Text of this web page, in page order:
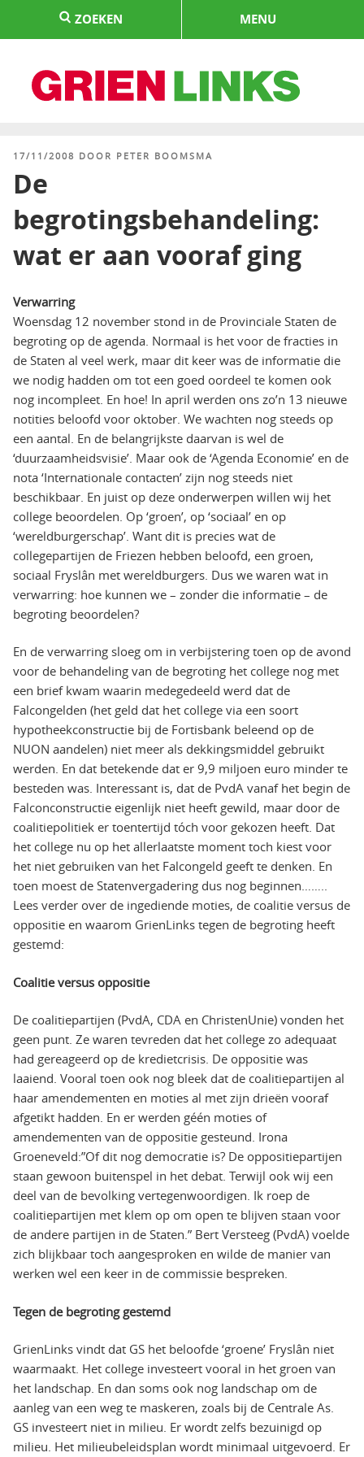
springen
ZOEKEN MENU
GEPLAATST
17/11/2008 DOOR PETER BOOMSMA
De
begrotingsbehandeling:
wat er aan vooraf ging
Verwarring
Woensdag 12 november stond in de Provinciale Staten de
begroting op de agenda. Normaal is het voor de fracties in
de Staten al veel werk, maar dit keer was de informatie die
we nodig hadden om tot een goed oordeel te komen ook
nog incompleet. En hoe! In april werden ons zo’n 13 nieuwe
notities beloofd voor oktober. We wachten nog steeds op
een aantal. En de belangrijkste daarvan is wel de
‘duurzaamheidsvisie’. Maar ook de ‘Agenda Economie’ en de
nota ‘Internationale contacten’ zijn nog steeds niet
beschikbaar. En juist op deze onderwerpen willen wij het
college beoordelen. Op ‘groen’, op ‘sociaal’ en op
‘wereldburgerschap’. Want dit is precies wat de
collegepartijen de Friezen hebben beloofd, een groen,
sociaal Fryslân met wereldburgers. Dus we waren wat in
verwarring: hoe kunnen we – zonder die informatie – de
begroting beoordelen?
En de verwarring sloeg om in verbijstering toen op de avond
voor de behandeling van de begroting het college nog met
een brief kwam waarin medegedeeld werd dat de
Falcongelden (het geld dat het college via een soort
hypotheekconstructie bij de Fortisbank beleend op de
NUON aandelen) niet meer als dekkingsmiddel gebruikt
werden. En dat betekende dat er 9,9 miljoen euro minder te
besteden was. Interessant is, dat de PvdA vanaf het begin de
Falconconstructie eigenlijk niet heeft gewild, maar door de
coalitiepolitiek er toentertijd tóch voor gekozen heeft. Dat
het college nu op het allerlaatste moment toch kiest voor
het niet gebruiken van het Falcongeld geeft te denken. En
toen moest de Statenvergadering dus nog beginnen……..
Lees verder over de ingediende moties, de coalitie versus de
oppositie en waarom GrienLinks tegen de begroting heeft
gestemd:
Coalitie versus oppositie
De coalitiepartijen (PvdA, CDA en ChristenUnie) vonden het
geen punt. Ze waren tevreden dat het college zo adequaat
had gereageerd op de kredietcrisis. De oppositie was
laaiend. Vooral toen ook nog bleek dat de coalitiepartijen al
haar amendementen en moties al met zijn drieën vooraf
afgetikt hadden. En er werden géén moties of
amendementen van de oppositie gesteund. Irona
Groeneveld:”Of dit nog democratie is? De oppositiepartijen
staan gewoon buitenspel in het debat. Terwijl ook wij een
deel van de bevolking vertegenwoordigen. Ik roep de
coalitiepartijen met klem op om open te blijven staan voor
de andere partijen in de Staten.” Bert Versteeg (PvdA) voelde
zich blijkbaar toch aangesproken en wilde de manier van
werken wel een keer in de commissie bespreken.
Tegen de begroting gestemd
GrienLinks vindt dat GS het beloofde ‘groene’ Fryslân niet
waarmaakt. Het college investeert vooral in het groen van
het landschap. En dan soms ook nog landschap om de
aanleg van een weg te maskeren, zoals bij de Centrale As.
GS investeert niet in milieu. Er wordt zelfs bezuinigd op
milieu. Het milieubeleidsplan wordt minimaal uitgevoerd. Er